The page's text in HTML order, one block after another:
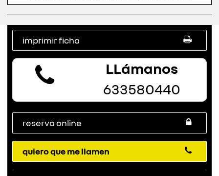
imprimir ficha
LLámanos
633580440
reserva online
quiero que me llamen